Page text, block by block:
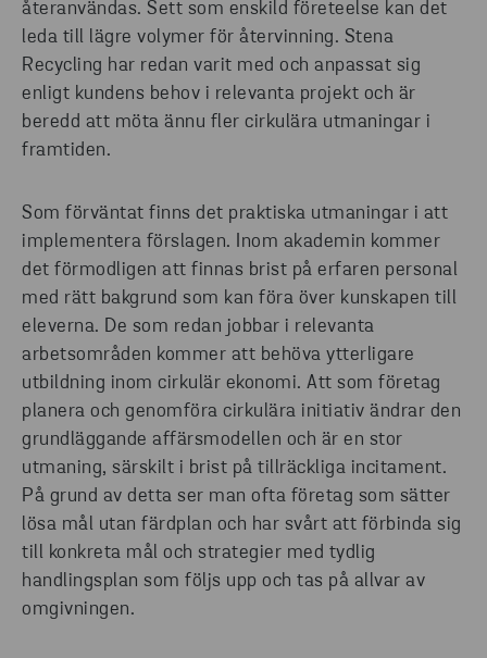
återanvändas. Sett som enskild företeelse kan det
leda till lägre volymer för återvinning. Stena
Recycling har redan varit med och anpassat sig
enligt kundens behov i relevanta projekt och är
beredd att möta ännu fler cirkulära utmaningar i
framtiden.
Som förväntat finns det praktiska utmaningar i att
implementera förslagen. Inom akademin kommer
det förmodligen att finnas brist på erfaren personal
med rätt bakgrund som kan föra över kunskapen till
eleverna. De som redan jobbar i relevanta
arbetsområden kommer att behöva ytterligare
utbildning inom cirkulär ekonomi. Att som företag
planera och genomföra cirkulära initiativ ändrar den
grundläggande affärsmodellen och är en stor
utmaning, särskilt i brist på tillräckliga incitament.
På grund av detta ser man ofta företag som sätter
lösa mål utan färdplan och har svårt att förbinda sig
till konkreta mål och strategier med tydlig
handlingsplan som följs upp och tas på allvar av
omgivningen.